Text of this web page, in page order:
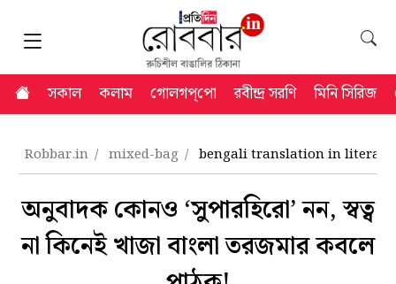
সকাল কলাম গোলগপ্‌পো রবীন্দ্র সরণি মিনি সিরিজ
Robbar.in mixed-bag bengali translation in
অনুবাদক কোনও ‘সুপারহিরো’ নন, স্বত্ব
না কিনেই খাজা বাংলা তরজমার কবলে